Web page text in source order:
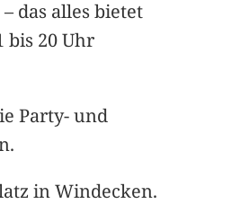
das alles bietet
bis 20 Uhr
Party- und
in Windecken.